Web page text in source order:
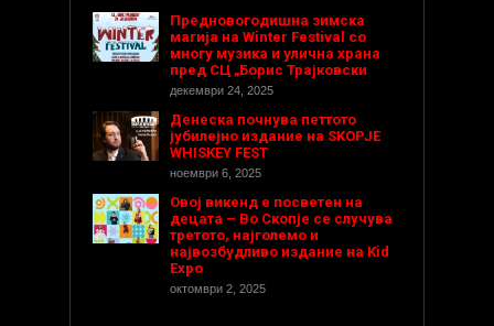
Предновогодишнa зимска
магија на Winter Festival со
многу музика и улична храна
пред СЦ „Борис Трајковски
декември 24, 2025
Денеска почнува петтото
јубилејно издание на SKOPJE
WHISKEY FEST
ноември 6, 2025
Овој викенд е посветен на
децата – Во Скопје се случува
третото, најголемо и
највозбудливо издание на Kid
Expo
октомври 2, 2025